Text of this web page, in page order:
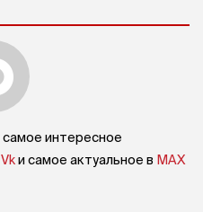
интересное
Vkи самое актуальное в MAX